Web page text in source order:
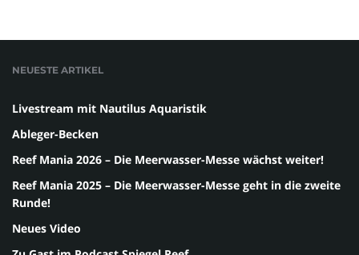
NEUESTE ARTIKEL
Livestream mit Nautilus Aquaristik
Ableger-Becken
Reef Mania 2026 – Die Meerwasser-Messe wächst weiter!
Reef Mania 2025 – Die Meerwasser-Messe geht in die zweite
Runde!
Neues Video